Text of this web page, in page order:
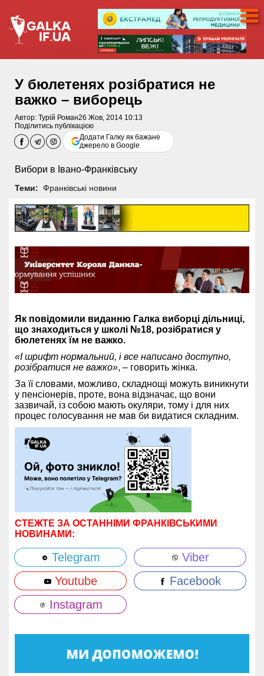
У бюлетенях розібратися не
важко – виборець
Автор: Турій Роман26 Жов, 2014 10:13
Поділитись публікацією
Додати Галку як бажане
джерело в Google
Вибори в Івано-Франківську
Теми: Франківські новини
Як повідомили виданню Галка виборці дільниці,
що знаходиться у школі №18, розібратися у
бюлетенях їм не важко.
«І шрифт нормальний, і все написано доступно,
розібратися не важко», – говорить жінка.
За її словами, можливо, складнощі можуть виникнути
у пенсіонерів, проте, вона відзначає, що вони
зазвичай, із собою мають окуляри, тому і для них
процес голосування не мав би видатися складним.
СТЕЖТЕ ЗА ОСТАННІМИ ФРАНКІВСЬКИМИ
НОВИНАМИ:
Telegram
Viber
Youtube
Facebook
Instagram